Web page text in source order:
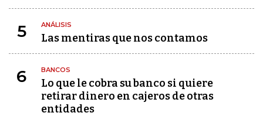
5 ANÁLISIS
Las mentiras que nos contamos
6 BANCOS
Lo que le cobra su banco si quiere
retirar dinero en cajeros de otras
entidades